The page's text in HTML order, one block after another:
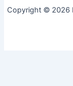
Copyright © 2026